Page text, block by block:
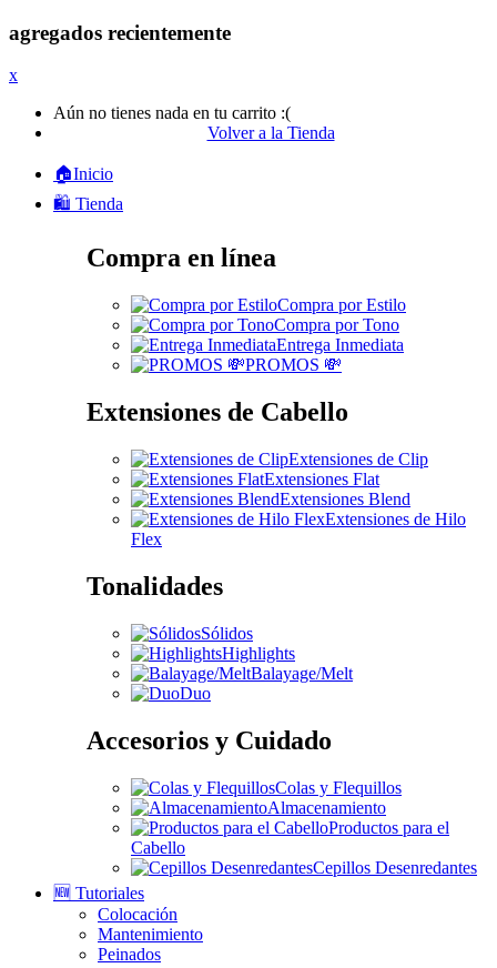
agregados recientemente
x
Aún no tienes nada en tu carrito :(
Volver a la Tienda
🏠Inicio
🛍️ Tienda
Compra en línea
Compra por Estilo
Compra por Tono
Entrega Inmediata
PROMOS 💸
Extensiones de Cabello
Extensiones de Clip
Extensiones Flat
Extensiones Blend
Extensiones de Hilo
Flex
Tonalidades
Sólidos
Highlights
Balayage/Melt
Duo
Accesorios y Cuidado
Colas y Flequillos
Almacenamiento
Productos para el
Cabello
Cepillos Desenredantes
🆕 Tutoriales
Colocación
Mantenimiento
Peinados